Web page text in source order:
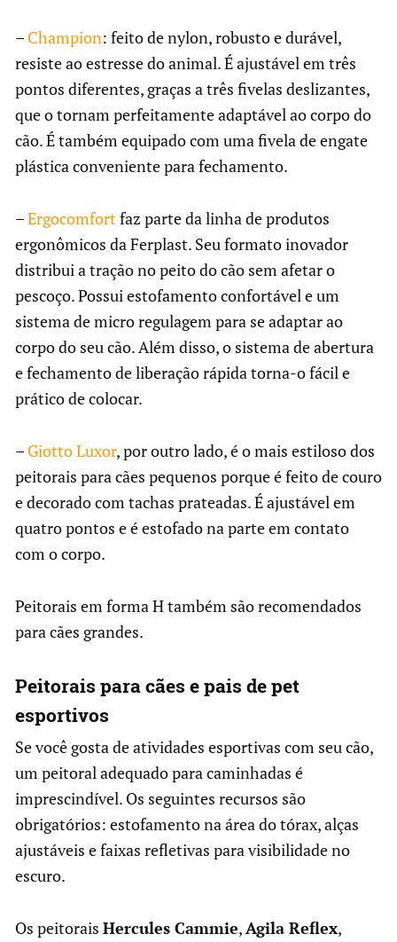
– Champion: feito de nylon, robusto e durável,
resiste ao estresse do animal. É ajustável em três
pontos diferentes, graças a três fivelas deslizantes,
que o tornam perfeitamente adaptável ao corpo do
cão. É também equipado com uma fivela de engate
plástica conveniente para fechamento.
–Ergocomfortfaz parte da linha de produtos
ergonômicos da Ferplast. Seu formato inovador
distribui a tração no peito do cão sem afetar o
pescoço. Possui estofamento confortável e um
sistema de micro regulagem para se adaptar ao
corpo do seu cão. Além disso, o sistema de abertura
e fechamento de liberação rápida torna-o fácil e
prático de colocar.
– Giotto Luxor, por outro lado, é o mais estiloso dos
peitorais para cães pequenos porque é feito de couro
e decorado com tachas prateadas. É ajustável em
quatro pontos e é estofado na parte em contato
com o corpo.
Peitorais em forma H também são recomendados
para cães grandes.
Peitorais para cães e pais de pet
esportivos
Se você gosta de atividades esportivas com seu cão,
um peitoral adequado para caminhadas é
imprescindível. Os seguintes recursos são
obrigatórios: estofamento na área do tórax, alças
ajustáveis e faixas refletivas para visibilidade no
escuro.
Os peitorais Hercules Cammie,Agila Reflex,